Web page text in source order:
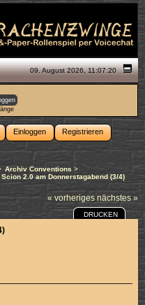
09. August 2026, 11:07:20
Einloggen Registrieren
Archiv Conventions >
Scion 2.0 am Donnerstagabend (3/4)
« vorheriges nächstes »
DRUCKEN